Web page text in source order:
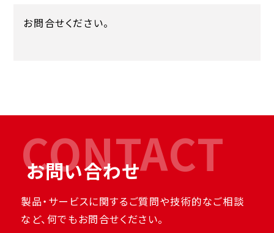
お問合せください。
CONTACT
お問い合わせ
製品・サービスに関するご質問や技術的なご相談
など、何でもお問合せください。